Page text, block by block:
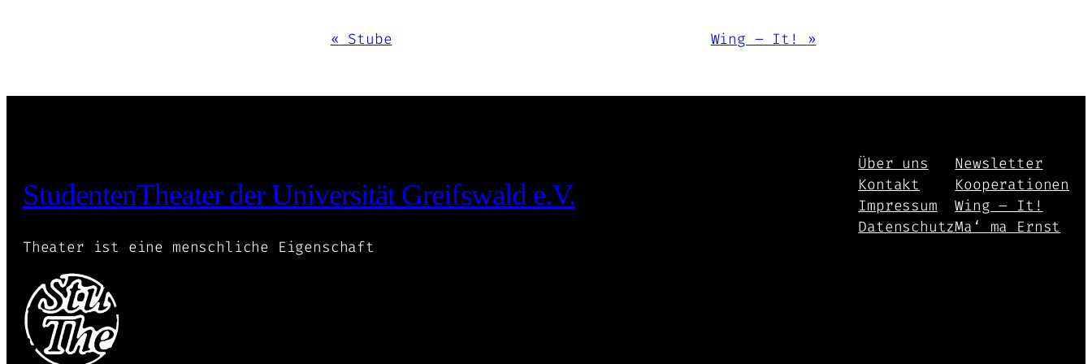
« Stube Wing – It! »
StudentenTheater der Universität Greifswald e.V.
Theater ist eine menschliche Eigenschaft
Über uns
Kontakt
Impressum
Datenschutz
Newsletter
Kooperationen
Wing – It!
Ma‘ ma Ernst